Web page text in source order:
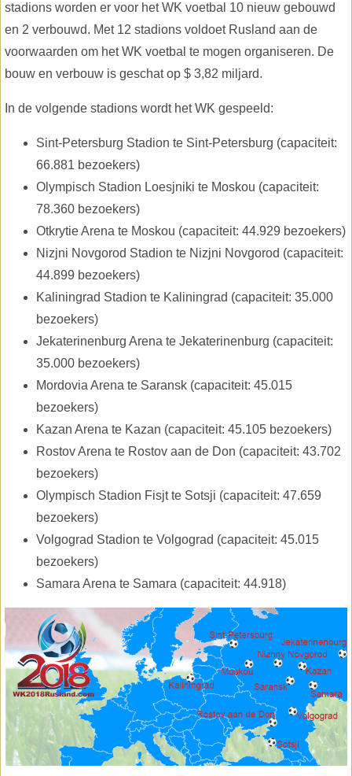
stadions worden er voor het WK voetbal 10 nieuw gebouwd
en 2 verbouwd. Met 12 stadions voldoet Rusland aan de
voorwaarden om het WK voetbal te mogen organiseren. De
bouw en verbouw is geschat op $ 3,82 miljard.
In de volgende stadions wordt het WK gespeeld:
Sint-Petersburg Stadion te Sint-Petersburg (capaciteit:
66.881 bezoekers)
Olympisch Stadion Loesjniki te Moskou (capaciteit:
78.360 bezoekers)
Otkrytie Arena te Moskou (capaciteit: 44.929 bezoekers)
Nizjni Novgorod Stadion te Nizjni Novgorod (capaciteit:
44.899 bezoekers)
Kaliningrad Stadion te Kaliningrad (capaciteit: 35.000
bezoekers)
Jekaterinenburg Arena te Jekaterinenburg (capaciteit:
35.000 bezoekers)
Mordovia Arena te Saransk (capaciteit: 45.015
bezoekers)
Kazan Arena te Kazan (capaciteit: 45.105 bezoekers)
Rostov Arena te Rostov aan de Don (capaciteit: 43.702
bezoekers)
Olympisch Stadion Fisjt te Sotsji (capaciteit: 47.659
bezoekers)
Volgograd Stadion te Volgograd (capaciteit: 45.015
bezoekers)
Samara Arena te Samara (capaciteit: 44.918)